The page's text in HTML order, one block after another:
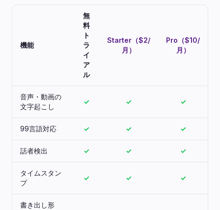
機能
無
料
ト
ラ
イ
ア
ル
Starter（$2/
月）
Pro（$10/
月）
音声・動画の
文字起こし
✓ ✓ ✓
99言語対応 ✓ ✓ ✓
話者検出 ✓ ✓ ✓
タイムスタン
プ
✓ ✓ ✓
書き出し形